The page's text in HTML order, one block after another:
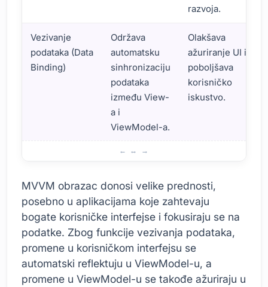
razvoja.
Vezivanje
podataka (Data
Binding)
Održava
automatsku
sinhronizaciju
podataka
između View-
a i
ViewModel-a.
Olakšava
ažuriranje UI i
poboljšava
korisničko
iskustvo.
MVVM obrazac donosi velike prednosti,
posebno u aplikacijama koje zahtevaju
bogate korisničke interfejse i fokusiraju se na
podatke. Zbog funkcije vezivanja podataka,
promene u korisničkom interfejsu se
automatski reflektuju u ViewModel-u, a
promene u ViewModel-u se takođe ažuriraju u